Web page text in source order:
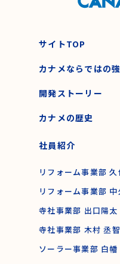
サイトTOP
カナメならではの
開発ストーリー
カナメの歴史
社員紹介
リフォーム事業部
リフォーム事業部
寺社事業部 出口陽太
寺社事業部 木村 丞智
ソーラー事業部 白幡